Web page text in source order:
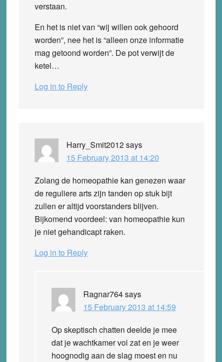
verstaan.
En het is niet van “wij willen ook gehoord
worden”, nee het is “alleen onze informatie
mag getoond worden”. De pot verwijt de
ketel…
Log in to Reply
Harry_Smit2012says
15 February 2013 at 14:20
Zolang de homeopathie kan genezen waar
de reguliere arts zijn tanden op stuk bijt
zullen er altijd voorstanders blijven.
Bijkomend voordeel: van homeopathie kun
je niet gehandicapt raken.
Log in to Reply
Ragnar764says
15 February 2013 at 14:59
Op skeptisch chatten deelde je mee
dat je wachtkamer vol zat en je weer
hoognodig aan de slag moest en nu